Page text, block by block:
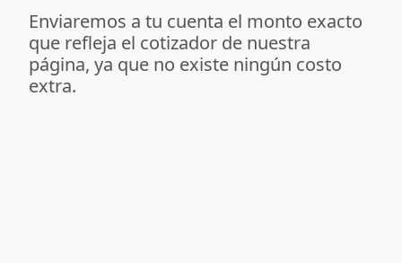
Enviaremos a tu cuenta el monto exacto
que refleja el cotizador de nuestra
página, ya que no existe ningún costo
extra.